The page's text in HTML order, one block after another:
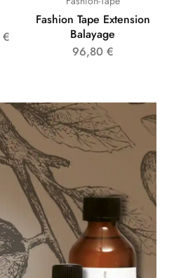
€
Fashion Tape Extension
Balayage
96,80 €